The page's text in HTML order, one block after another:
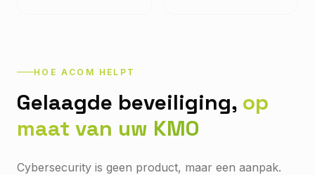
HOE ACOM HELPT
Gelaagde beveiliging, op
maat van uw KMO
Cybersecurity is geen product, maar een aanpak.